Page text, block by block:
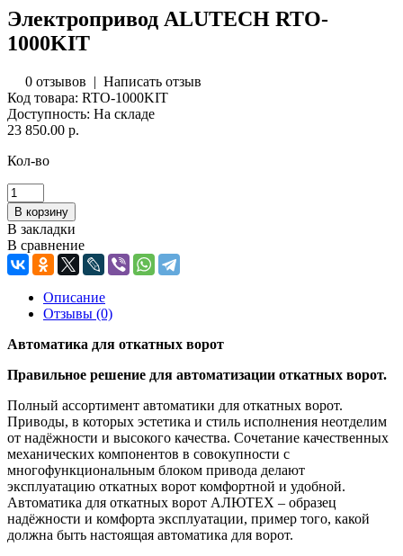
Электропривод ALUTECH RTO-
1000KIT
0 отзывов | Написать отзыв
Код товара: RTO-1000KIT
Доступность: На складе
23 850.00 р.
Кол-во
В закладки
В сравнение
Описание
Отзывы (0)
Автоматика для откатных ворот
Правильное решение для автоматизации откатных ворот.
Полный ассортимент автоматики для откатных ворот.
Приводы, в которых эстетика и стиль исполнения неотделим
от надёжности и высокого качества. Сочетание качественных
механических компонентов в совокупности с
многофункциональным блоком привода делают
эксплуатацию откатных ворот комфортной и удобной.
Автоматика для откатных ворот АЛЮТЕХ – образец
надёжности и комфорта эксплуатации, пример того, какой
должна быть настоящая автоматика для ворот.